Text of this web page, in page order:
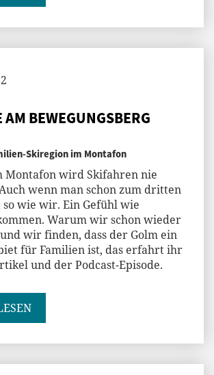
BEWEGUNGSBERG
Skiregion im Montafon
Montafon wird Skifahren nie
wenn man schon zum dritten
wie wir. Ein Gefühl wie
Warum wir schon wieder
wir finden, dass der Golm ein
für Familien ist, das erfahrt ihr
und der Podcast-Episode.